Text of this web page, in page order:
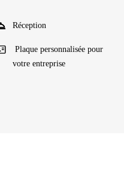
Réception
Plaque personnalisée pour
votre entreprise